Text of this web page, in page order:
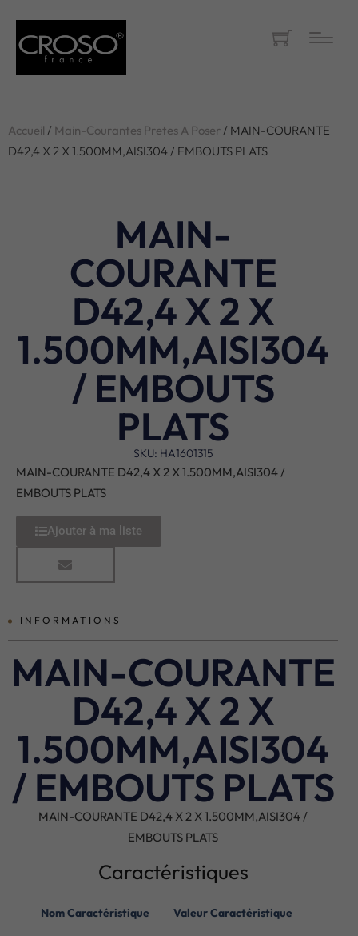
Accueil / Main-Courantes Pretes A Poser/ MAIN-COURANTE
D42,4 X 2 X 1.500MM,AISI304 / EMBOUTS PLATS
MAIN-
COURANTE
D42,4 X 2 X
1.500MM,AISI304
/ EMBOUTS
PLATS
SKU: HA1601315
MAIN-COURANTE D42,4 X 2 X 1.500MM,AISI304 /
EMBOUTS PLATS
Ajouter à ma liste
INFORMATIONS
MAIN-COURANTE
D42,4 X 2 X
1.500MM,AISI304
/ EMBOUTS PLATS
MAIN-COURANTE D42,4 X 2 X 1.500MM,AISI304 /
EMBOUTS PLATS
Caractéristiques
Nom Caractéristique Valeur Caractéristique